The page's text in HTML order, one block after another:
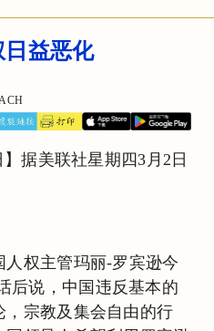
益恶化
】据美联社星期四3月2日
权主管玛丽-罗宾逊今
后说，中国违反基本的
宗教及集会自由的行